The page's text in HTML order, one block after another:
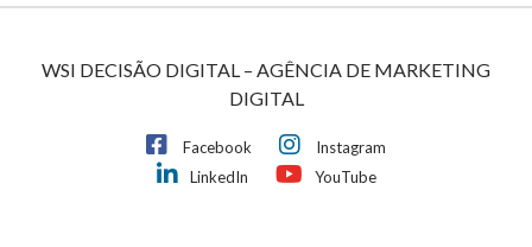
WSI DECISÃO DIGITAL – AGÊNCIA DE MARKETING
DIGITAL
Facebook
Instagram
LinkedIn
YouTube